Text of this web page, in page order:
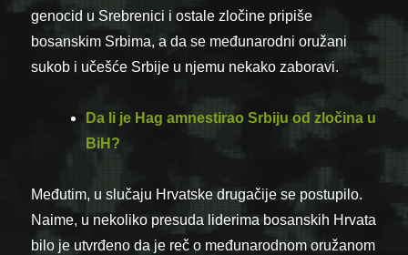
genocid u Srebrenici i ostale zločine pripiše
bosanskim Srbima, a da se međunarodni oružani
sukob i učešće Srbije u njemu nekako zaboravi.
Da li je Hag amnestirao Srbiju od zločina u
BiH?
Međutim, u slučaju Hrvatske drugačije se postupilo.
Naime, u nekoliko presuda liderima bosanskih Hrvata
bilo je utvrđeno da je reč o međunarodnom oružanom